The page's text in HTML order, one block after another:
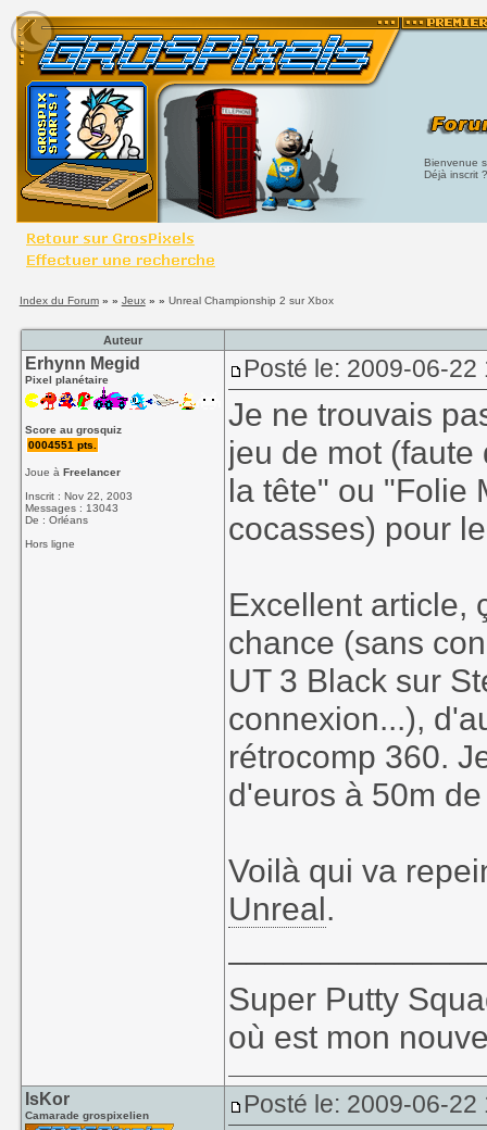
Bienvenue
Déjà inscrit
Index du Forum» » Jeux» » Unreal Championship 2 sur Xbox
Auteur
Erhynn Megid
Pixel planétaire
Score au grosquiz
0004551 pts.
Joue àFreelancer
Inscrit : Nov 22, 2003
Messages : 13043
De : Orléans
Hors ligne
Posté le: 2009-06-22
Je ne trouvais
jeu de mot
la tête" ou "Folie
cocasses) pour
Excellent article,
chance (sans
UT 3 Black sur
connexion...),
rétrocomp 360.
d'euros à 50m
Voilà qui va
Unreal.
Super Putty
où est mon
IsKor
Camarade grospixelien Posté le: 2009-06-22